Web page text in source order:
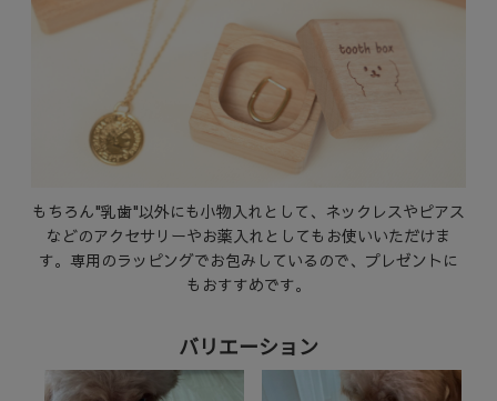
もちろん"乳歯"以外にも小物入れとして、ネックレスやピアス
などのアクセサリーやお薬入れとしてもお使いいただけま
す。専用のラッピングでお包みしているので、プレゼントに
もおすすめです。
バリエーション